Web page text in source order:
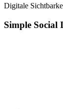
Digitale
Simple Social